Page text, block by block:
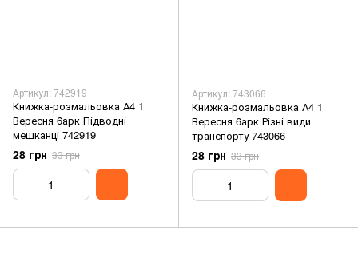
Артикул: 742919
Книжка-розмальовка А4 1
Вересня 6арк Підводні
мешканці 742919
28 грн 33 грн
Артикул: 743066
Книжка-розмальовка А4 1
Вересня 6арк Різні види
транспорту 743066
28 грн 33 грн